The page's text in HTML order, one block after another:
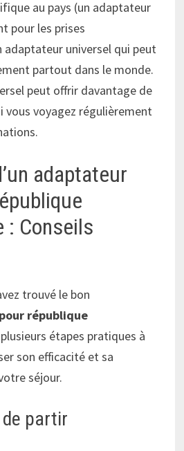
au pays (un adaptateur
pour les prises
adaptateur universel qui peut
partout dans le monde.
peut offrir davantage de
voyagez régulièrement
adaptateur
: Conseils
trouvé le bon
république
étapes pratiques à
son efficacité et sa
séjour.
partir